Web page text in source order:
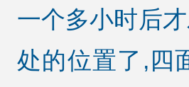
一个多小时后
处的位置了,四